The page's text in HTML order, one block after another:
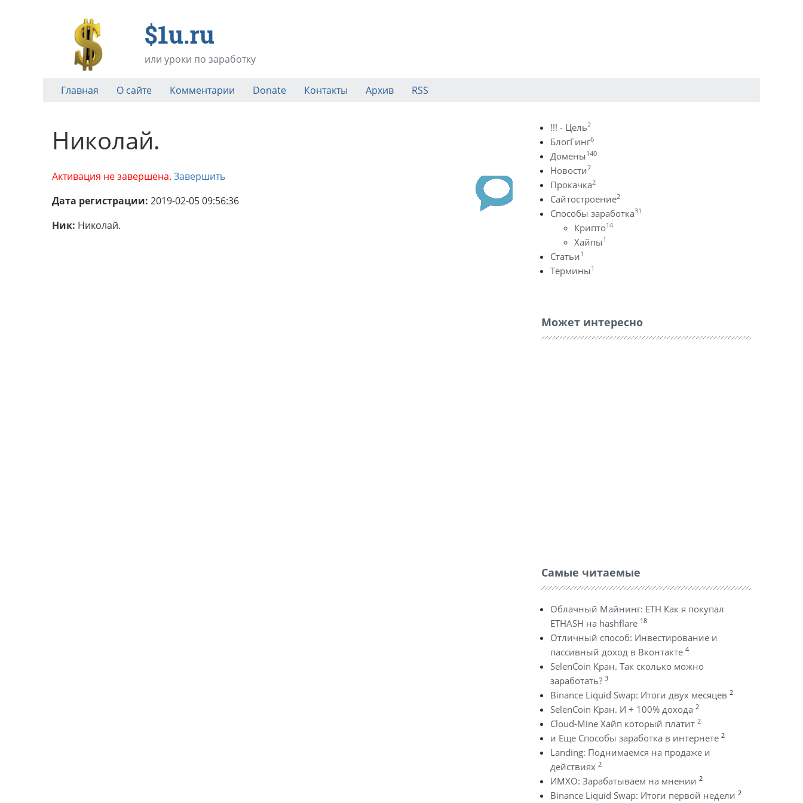
$1u.ru
или уроки по заработку
Главная О сайте Комментарии Donate Контакты Архив RSS
Николай.
Активация не завершена. Завершить
Дата регистрации: 2019-02-05 09:56:36
Ник: Николай.
!!! - Цель2
БлогГинг6
Домены140
Новости7
Прокачка2
Сайтостроение2
Способы заработка31
Крипто14
Хайпы1
Статьи1
Термины1
Может интересно
Самые читаемые
Облачный Майнинг: ETH Как я покупал
ETHASH на hashflare 18
Отличный способ: Инвестирование и
пассивный доход в Вконтакте 4
SelenCoin Кран. Так сколько можно
заработать? 3
Binance Liquid Swap: Итоги двух месяцев 2
SelenCoin Кран. И + 100% дохода 2
Cloud-Mine Хайп который платит 2
и Еще Способы заработка в интернете 2
Landing: Поднимаемся на продаже и
действиях 2
ИМХО: Зарабатываем на мнении 2
Binance Liquid Swap: Итоги первой недели 2